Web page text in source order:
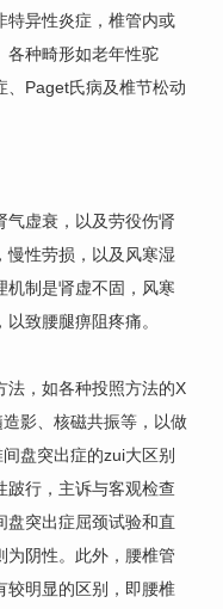
异性炎症，椎管内或
各种畸形如老年性驼
、Paget氏病及椎节松动
气虚衰，以及劳役伤肾
慢性劳损，以及风寒湿
机制是肾虚不固，风寒
致腰腿痹阻疼痛。
法，如各种投照方法的X
影、核磁共振等，以做
盘突出症的zui大区别
跛行，主诉与客观检查
盘突出症屈颈试验和直
为阴性。此外，腰椎管
较明显的区别，即腰椎